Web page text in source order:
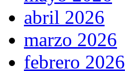
abril 2026
marzo 2026
febrero 2026